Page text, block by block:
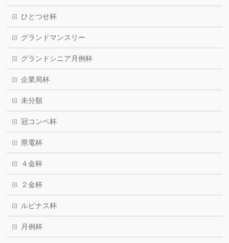
ひとつせ杯
グランドマンスリー
グランドシニア月例杯
企業局杯
未分類
冠コンペ杯
県電杯
４金杯
２金杯
ルピナス杯
月例杯